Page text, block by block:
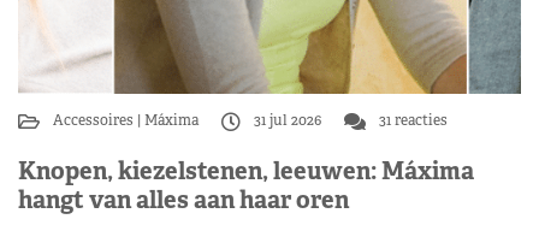
Accessoires Máxima 31 jul 2026 31 reacties
Knopen, kiezelstenen, leeuwen: Máxima
hangt van alles aan haar oren